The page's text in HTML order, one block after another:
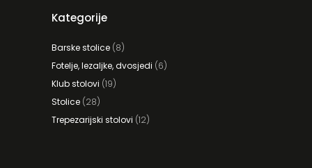
Kategorije
Barske stolice (8)
Fotelje, lezaljke, dvosjedi (6)
Klub stolovi (19)
Stolice (28)
Trepezarijski stolovi (12)